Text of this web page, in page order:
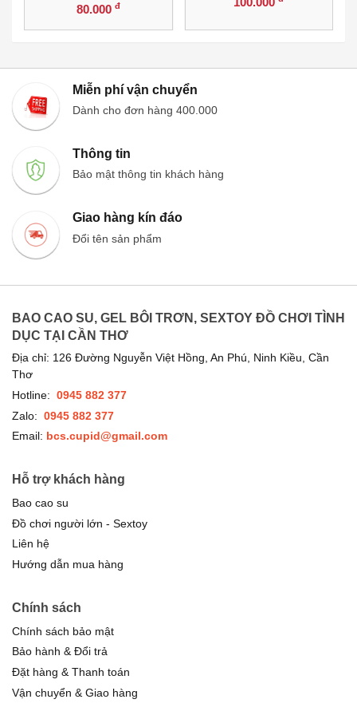
80.000 đ
Miễn phí vận chuyển
Dành cho đơn hàng 400.000
Thông tin
Bảo mật thông tin khách hàng
Giao hàng kín đáo
Đổi tên sản phẩm
BAO CAO SU, GEL BÔI TRƠN, SEXTOY ĐỒ CHƠI TÌNH
DỤC TẠI CẦN THƠ
Địa chỉ: 126 Đường Nguyễn Việt Hồng, An Phú, Ninh Kiều, Cần
Thơ
Hotline: 0945 882 377
Zalo: 0945 882 377
Email: bcs.cupid@gmail.com
Hỗ trợ khách hàng
Bao cao su
Đồ chơi người lớn - Sextoy
Liên hệ
Hướng dẫn mua hàng
Chính sách
Chính sách bảo mật
Bảo hành & Đổi trả
Đặt hàng & Thanh toán
Vận chuyển & Giao hàng